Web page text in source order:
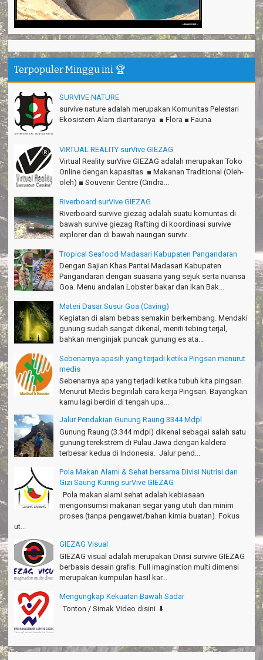
Risna - Garut
TRIms surVive GIEZAG telah menemani kami ke Gn.Semeru.
Salam lestari!
Tapak Adventure Club - Bandung Barat
Thanks!
Michael - Sydney
Thanks Bodyrafting Green canyon, extreme, enjoy dan seru
Santoso - Kudus
Seru banget Pantai Batukaras!
Sudrajat - Kuningan
エキサイティングなツアー。ありがとう Arief Pangandaran
Nakata-Osaka Japan
Amazing palace
Hiromi - Fukusima Japan
Terpopuler Minggu ini 🏆
SURVIVE NATURE
survive nature adalah merupakan Komunitas Pelestari
Ekosistem Alam diantaranya ■ Flora ■ Fauna
VIRTUAL REALITY surVive GIEZAG
Virtual Reality surVive GIEZAG adalah merupakan Toko
Online dengan kapasitas ■ Makanan Traditional (Oleh-
oleh) ■ Souvenir Centre (Cindra...
Riverboard surVive GIEZAG
Riverboard survive giezag adalah suatu komuntas di
bawah survive giezag Rafting di koordinasi survive
explorer dan di bawah naungan surviv...
Tropical Seafood Madasari Kabupaten Pangandaran
Dengan Sajian Khas Pantai Madasari Kabupaten
Pangandaran dengan suasana yang sejuk serta nuansa
Goa. Menu andalan Lobster bakar dan Ikan Bak...
Materi Dasar Susur Goa (Caving)
Kegiatan di alam bebas semakin berkembang. Mendaki
gunung sudah sangat dikenal, meniti tebing terjal,
bahkan menginjak puncak gunung es ata...
Sebenarnya apasih yang terjadi ketika Pingsan menurut
medis
Sebenarnya apa yang terjadi ketika tubuh kita pingsan.
Menurut Medis beginilah cara kerja Pingsan. Bayangkan
kamu lagi berdiri di tengah upa...
Jalur Pendakian Gunung Raung 3344 Mdpl
Gunung Raung (3.344 mdpl) dikenal sebagai salah satu
gunung terekstrem di Pulau Jawa dengan kaldera
terbesar kedua di Indonesia. Jalur pend...
Pola Makan Alami & Sehat bersama Divisi Nutrisi dan
Gizi Saung Kuring surVive GIEZAG
Pola makan alami sehat adalah kebiasaan
mengonsumsi makanan segar yang utuh dan minim
proses (tanpa pengawet/bahan kimia buatan). Fokus
ut...
GIEZAG Visual
GIEZAG visual adalah merupakan Divisi survive GIEZAG
berbasis desain grafis. Full imagination multi dimensi
merupakan kumpulan hasil kar...
Mengungkap Kekuatan Bawah Sadar
Tonton / Simak Video disini ⬇️